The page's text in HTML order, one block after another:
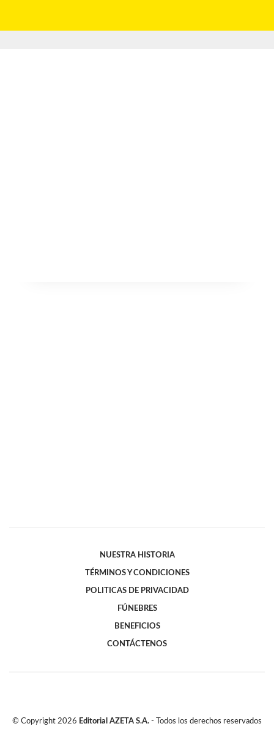
NUESTRA HISTORIA
TÉRMINOS Y CONDICIONES
POLITICAS DE PRIVACIDAD
FÚNEBRES
BENEFICIOS
CONTÁCTENOS
© Copyright 2026 Editorial AZETA S.A. - Todos los derechos reservados